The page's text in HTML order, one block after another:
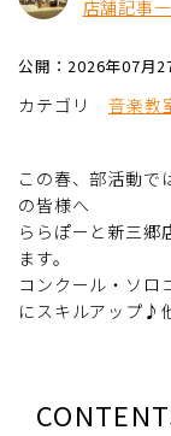
店舗記事
公開：2026年07月
カテゴリ 音楽教
この春、部活動で
の皆様へ
ららぽーと新三郷
ます。
コンクール・ソロ
にスキルアップ♪